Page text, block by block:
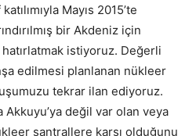
Mayıs 2015’te
bir Akdeniz için
istiyoruz. Değerli
edilmesi planlanan nükleer
tekrar ilan ediyoruz.
Akkuyu’ya değil var olan veya
santrallere karşı olduğunu